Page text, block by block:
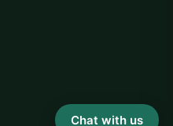
Chat with us